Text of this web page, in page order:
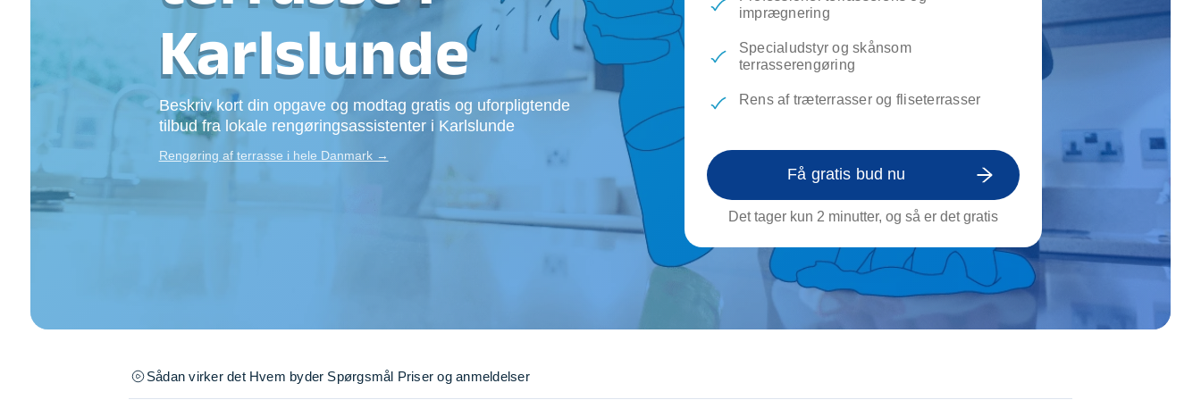
Opsætning af skillevæg
Rengøring
Reparation af tagrende
Tømrer
Træfældning
Tunge løft
TV installation og opsætning
Udflytnings rengøring
Underholdning
Vinduespudsning
Se alle...
Karlslunde
Beskriv kort din opgave og modtag gratis og uforpligtende
tilbud fra lokale rengøringsassistenter i Karlslunde
Rengøring af terrasse i hele Danmark →
imprægnering
Specialudstyr og skånsom
terrasserengøring
Rens af træterrasser og fliseterrasser
Få gratis bud nu
Det tager kun 2 minutter, og så er det gratis
Sådan virker det Hvem byder Spørgsmål Priser og anmeldelser